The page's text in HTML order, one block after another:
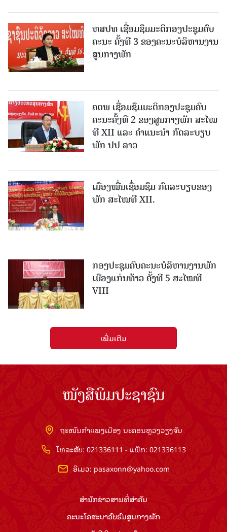
ຫສປທ ເຊື່ອມຊຶມມະຕິກອງປະຊຸມຄົບ
ຄະນະ ຄັ້ງທີ 3 ຂອງຄະນະບໍລິຫານງານ
ສູນກາງພັກ
ຄຕພ ເຊື່ອມຊຶມມະຕິກອງປະຊຸມຄົບ
ຄະນະຄັ້ງທີ 2 ຂອງສູນກາງພັກ ສະໄໝ
ທີ XII ແລະ ຄໍາແນະນໍາ ກົດລະບຽບ
ພັກ ປປ ລາວ
ເມືອງ​ໝື່ນເຊື່ອມຊຶມ ກົດລະບຽບຂອງ
ພັກ ສະໄໝທີ XII.
ກອງປະຊຸມຄົບຄະນະບໍລິຫານງານພັກ
ເມືອງແກ່ນ​ທ້າວ ຄັ້ງທີ 5 ສະໄໝທີ
VIII
ເພີ່ມເຕີມ
ໜັງສືພິມປະຊາຊົນ
ຖະໜົນກຳແພງເມືອງ ນະຄອນຫຼວງວຽງຈັນ
ໂທລະສັບ: 021336111 - ແຟັກ: 021336113
ອີເມວ: pasaxonn@yahoo.com
ສຳ​ນັກ​ຂ່າວ​ສານ​ທີ່​ສຳ​ຄັນ​
ຄະນະໂຄສະນາອົບຮົມ​ສູນ​ກາງ​ພັກ